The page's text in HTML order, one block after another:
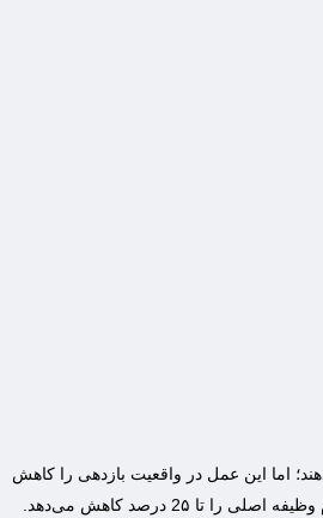
اما این عمل در واقعیت بازدهی را کاهش
می‌دهد. مشکلاتی که از پیروی از چند وظیفه به وجود می‌آیند، هزینه‌بر هستند. تغییر موقت تمرکز از یک وظیفه به وظیفه دیگر (مثلاً پاسخ به ایمیل یا تماس تلفنی) زمان مورد نیاز برای انجام وظیفه اصلی را تا 2۵ درصد کاهش می‌دهد.